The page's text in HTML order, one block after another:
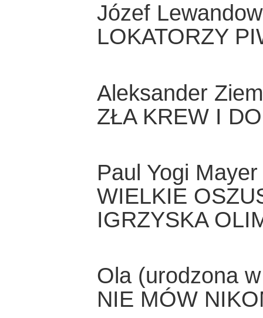
Józef
LOKATORZY
Aleksander
ZŁA KREW I
Paul Yogi Mayer
WIELKIE
IGRZYSKA
Ola (urodzona
NIE MÓW